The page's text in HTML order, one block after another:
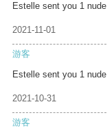
Estelle sent you 1 nude
2021-11-01
游客
Estelle sent you 1 nude
2021-10-31
游客